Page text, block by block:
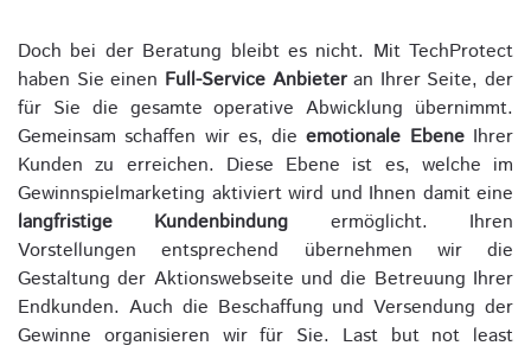
Doch bei der Beratung bleibt es nicht. Mit TechProtect
haben Sie einen Full-Service Anbieteran Ihrer Seite, der
für Sie die gesamte operative Abwicklung übernimmt.
Gemeinsam schaffen wir es, dieemotionale EbeneIhrer
Kunden zu erreichen. Diese Ebene ist es, welche im
Gewinnspielmarketing aktiviert wird und Ihnen damit eine
langfristige Kundenbindung ermöglicht. Ihren
Vorstellungen entsprechend übernehmen wir die
Gestaltung der Aktionswebseite und die Betreuung Ihrer
Endkunden. Auch die Beschaffung und Versendung der
Gewinne organisieren wir für Sie. Last but not least